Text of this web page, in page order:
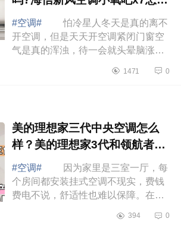
样
#空调#
怕冷星人冬天是真的离不
开空调，但是天天开空调紧闭门窗空
气是真的浑浊，待一会就头晕脑涨
上，脸干得不行身子热得不行，但是
1471 0
美的理想家三代中央空调怎么
样？美的理想家3代和领航者3
代哪个好
#空调#
因为家里是三室一厅，每
个房间都安装挂式空调不现实，费钱
费电不说，舒适性也难以保障。在众
的智慧空气管家中央空调，下面小编
394 0